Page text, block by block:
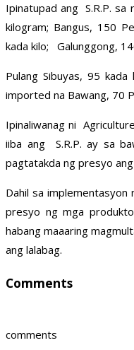
Ipinatupad ang S.R.P. sa
kilogram; Bangus, 150
kada kilo; Galunggong,
Pulang Sibuyas, 95
imported na Bawang, 70
Ipinaliwanag ni
iiba ang S.R.P. ay sa
pagtatakda ng presyo
Dahil sa implementasyon
presyo ng mga
habang maaaring
ang lalabag.
Comments
comments